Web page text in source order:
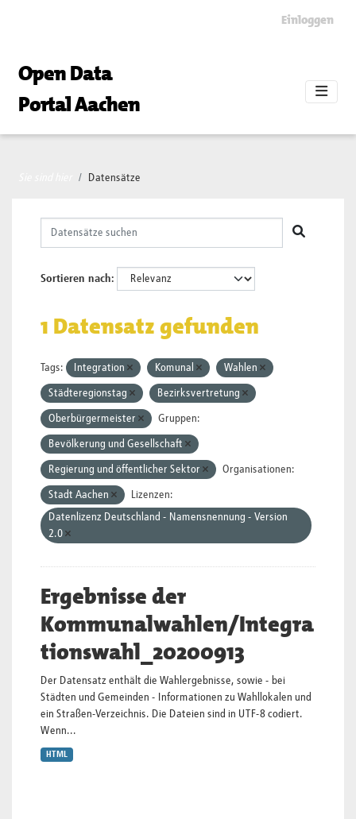
Einloggen
Open Data
Portal Aachen
Datensätze
Sortieren nach
1 Datensatz gefunden
Tags: Integration Komunal Wahlen
Städteregionstag Bezirksvertretung
Oberbürgermeister Gruppen:
Bevölkerung und Gesellschaft
Regierung und öffentlicher Sektor Organisationen:
Stadt Aachen
Lizenzen:
Datenlizenz Deutschland - Namensnennung - Version
2.0
Ergebnisse der
Kommunalwahlen/Integra
tionswahl_20200913
Der Datensatz enthält die Wahlergebnisse, sowie - bei
Städten und Gemeinden - Informationen zu Wahllokalen und
ein Straßen-Verzeichnis. Die Dateien sind in UTF-8 codiert.
Wenn...
HTML